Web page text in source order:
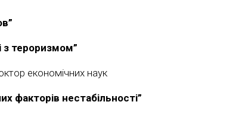
з тероризмом”
економічних наук
факторів нестабільності”